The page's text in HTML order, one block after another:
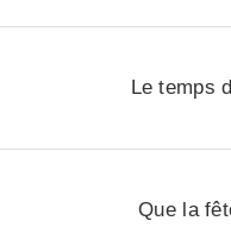
Le temps
Que la